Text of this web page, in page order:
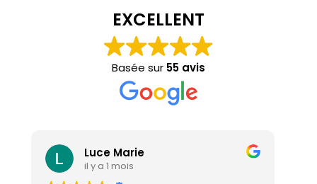
EXCELLENT
Basée sur 55 avis
Luce Marie
il y a 1 mois